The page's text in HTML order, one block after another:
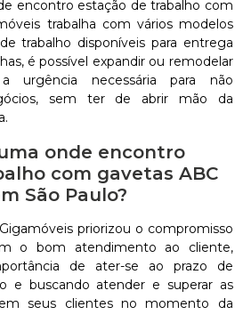
encontro estação de trabalho com
trabalha com vários modelos
trabalho disponíveis para entrega
é possível expandir ou remodelar
urgência necessária para não
sem ter de abrir mão da
onde encontro
com gavetas ABC
São Paulo?
priorizou o compromisso
o bom atendimento ao cliente,
de ater-se ao prazo de
e buscando atender e superar as
seus clientes no momento da